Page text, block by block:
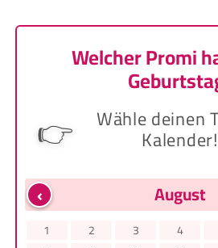
Welcher Promi
👉 Wähle deinen
Kalender!
‹ August
1 2 3 4